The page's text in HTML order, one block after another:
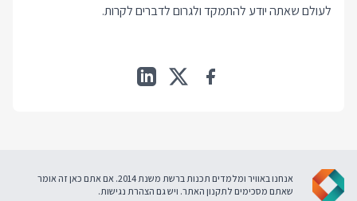
לעולם שאתה יודע להתמקד ולגרום לדברים לקרות.
אנחנו באוויר ומלמדים תכנות ברשת משנת 2014. אם אתם כאן זה אומר
שאתם מסכימים לתקנון האתר. ויש גם הצהרת נגישות.